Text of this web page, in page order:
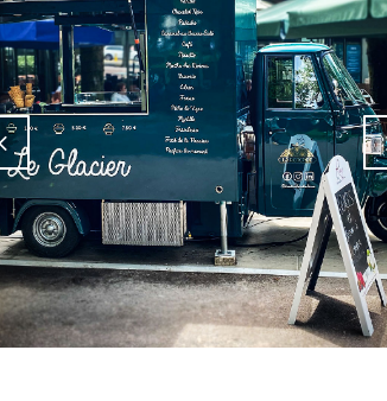
Attiva comando